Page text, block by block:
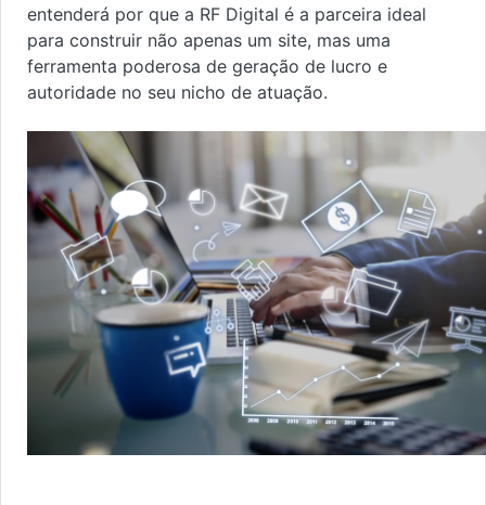
entenderá por que a RF Digital é a parceira ideal
para construir não apenas um site, mas uma
ferramenta poderosa de geração de lucro e
autoridade no seu nicho de atuação.